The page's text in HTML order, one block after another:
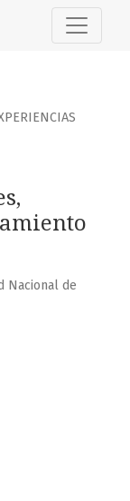
de
Nacional de